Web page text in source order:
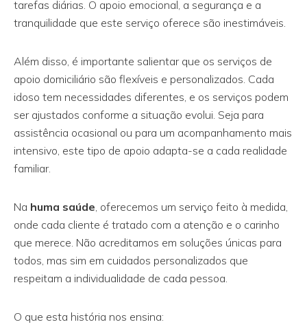
tarefas diárias. O apoio emocional, a segurança e a
tranquilidade que este serviço oferece são inestimáveis.
Além disso, é importante salientar que os serviços de
apoio domiciliário são flexíveis e personalizados. Cada
idoso tem necessidades diferentes, e os serviços podem
ser ajustados conforme a situação evolui. Seja para
assistência ocasional ou para um acompanhamento mais
intensivo, este tipo de apoio adapta-se a cada realidade
familiar.
Na huma saúde, oferecemos um serviço feito à medida,
onde cada cliente é tratado com a atenção e o carinho
que merece. Não acreditamos em soluções únicas para
todos, mas sim em cuidados personalizados que
respeitam a individualidade de cada pessoa.
O que esta história nos ensina: